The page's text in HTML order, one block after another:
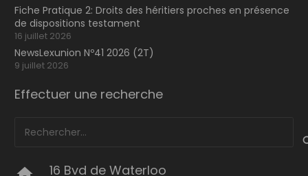
Fiche Pratique 2: Droits des héritiers proches en présence
de dispositions testament
16 juillet 2026
NewsLexunion Nº41 2026 (2T)
9 juillet 2026
Effectuer une recherche
Rechercher :
16 Bvd de Waterloo